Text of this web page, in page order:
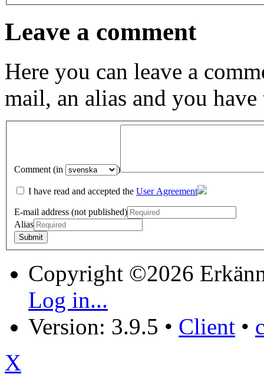
Leave a comment
Here you can leave a
mail, an alias and you have
Comment (in )
I have read and accepted the User Agreement
E-mail address (not published)
Alias
Copyright ©2026
Log in...
Version: 3.9.5 • Client •
X